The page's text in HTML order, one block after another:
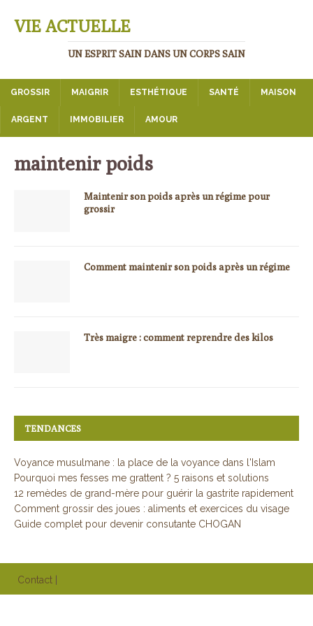
VIE ACTUELLE
UN ESPRIT SAIN DANS UN CORPS SAIN
GROSSIR MAIGRIR ESTHÉTIQUE SANTÉ MAISON
ARGENT IMMOBILIER AMOUR
maintenir poids
Maintenir son poids après un régime pour
grossir
Comment maintenir son poids après un régime
Très maigre : comment reprendre des kilos
TENDANCES
Voyance musulmane : la place de la voyance dans l'Islam
Pourquoi mes fesses me grattent ? 5 raisons et solutions
12 remèdes de grand-mère pour guérir la gastrite rapidement
Comment grossir des joues : aliments et exercices du visage
Guide complet pour devenir consutante CHOGAN
Contact